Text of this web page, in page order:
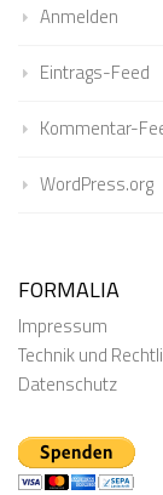
Anmelden
Eintrags-Feed
Kommentar-
WordPress.org
FORMALIA
Impressum
Technik und
Datenschutz